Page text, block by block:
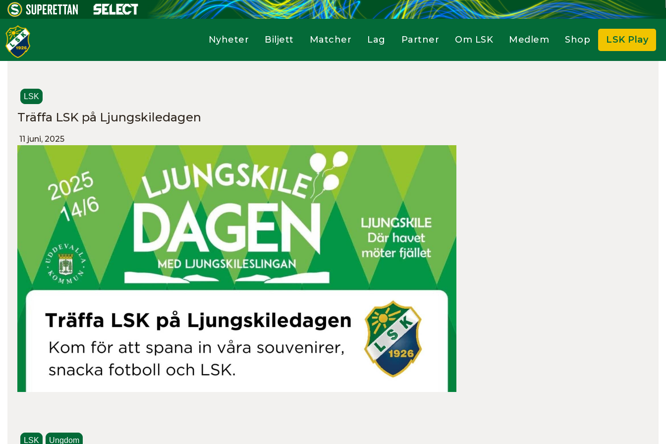
Nyheter Biljett Matcher Lag Partner Om LSK Medlem Shop LSK Play
LSK
Träffa LSK på Ljungskiledagen
11 juni, 2025
LSK Ungdom